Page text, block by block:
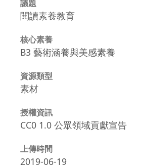
議題
閱讀素養教育
核心素養
B3 藝術涵養與美感素養
資源類型
素材
授權資訊
CC0 1.0 公眾領域貢獻宣告
上傳時間
2019-06-19